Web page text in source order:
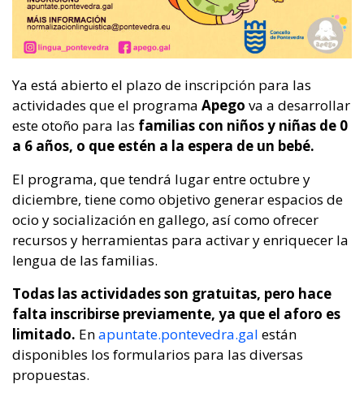
Ya está abierto el plazo de inscripción para las
actividades que el programa Apego va a desarrollar
este otoño para las familias con niños y niñas de 0
a 6 años, o que estén a la espera de un bebé.
El programa, que tendrá lugar entre octubre y
diciembre, tiene como objetivo generar espacios de
ocio y socialización en gallego, así como ofrecer
recursos y herramientas para activar y enriquecer la
lengua de las familias.
Todas las actividades son gratuitas, pero hace
falta inscribirse previamente, ya que el aforo es
limitado. Enapuntate.pontevedra.gal están
disponibles los formularios para las diversas
propuestas.